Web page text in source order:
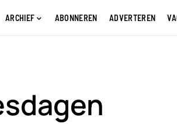
ARCHIEF ABONNEREN ADVERTEREN